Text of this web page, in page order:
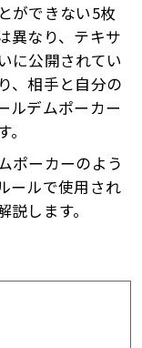
ができない5枚
異なり、テキサ
に公開されてい
、相手と自分の
ルデムポーカー
ポーカーのよう
ールで使用され
します。